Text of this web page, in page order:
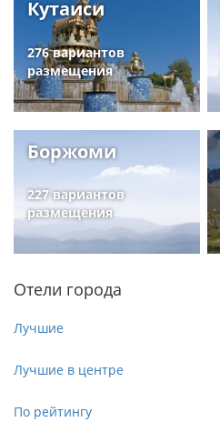
Кутаиси
276 вариантов
размещения
Боржоми
227 вариантов
размещения
Отели города
Лучшие
Лучшие в центре
По рейтингу